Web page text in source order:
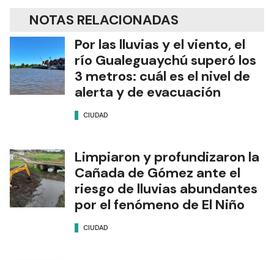
NOTAS RELACIONADAS
Por las lluvias y el viento, el
río Gualeguaychú superó los
3 metros: cuál es el nivel de
alerta y de evacuación
CIUDAD
Limpiaron y profundizaron la
Cañada de Gómez ante el
riesgo de lluvias abundantes
por el fenómeno de El Niño
CIUDAD